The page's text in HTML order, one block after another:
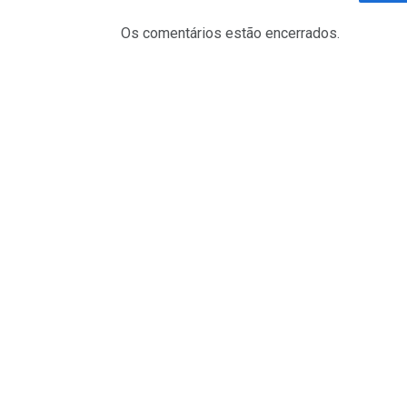
Os comentários estão encerrados.